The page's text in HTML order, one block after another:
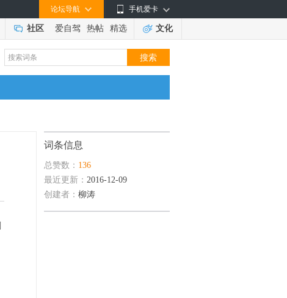
手机爱卡
论坛导航
社区 爱自驾 热帖 精选 文化
词条信息
总赞数： 136
最近更新： 2016-12-09
创建者： 柳涛